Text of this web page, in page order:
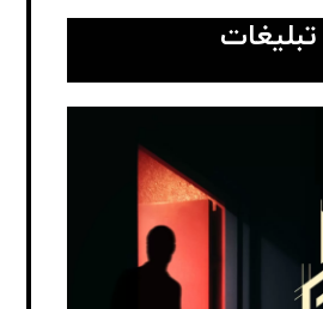
تبلیغات